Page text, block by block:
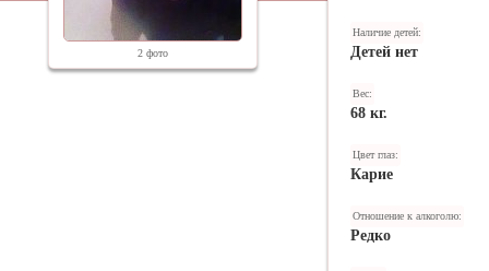
2 фото
Наличие детей:
Детей нет
Вес:
68 кг.
Цвет глаз:
Карие
Отношение к алкоголю:
Редко